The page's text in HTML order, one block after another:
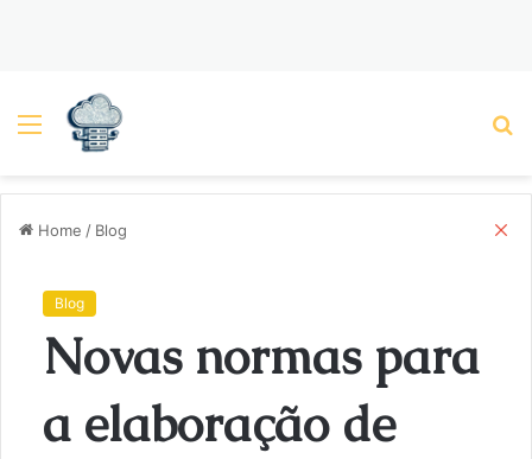
Menu
Home / Blog
Blog
Novas normas para
a elaboração de